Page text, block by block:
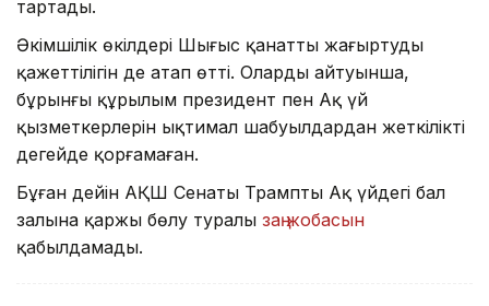
тартады.
Әкімшілік өкілдері Шығыс қанатты жаңғыртудың
қажеттілігін де атап өтті. Олардың айтуынша,
бұрынғы құрылым президент пен Ақ үй
қызметкерлерін ықтимал шабуылдардан жеткілікті
деңгейде қорғамаған.
Бұған дейін АҚШ Сенаты Трамптың Ақ үйдегі бал
залына қаржы бөлу туралы заң жобасын
қабылдамады.